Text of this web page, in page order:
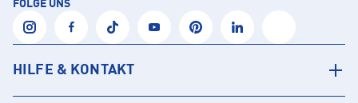
FOLGE UNS
HILFE & KONTAKT